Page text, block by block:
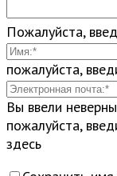
Пожалуйста,
пожалуйста,
Вы ввели
пожалуйста,
здесь